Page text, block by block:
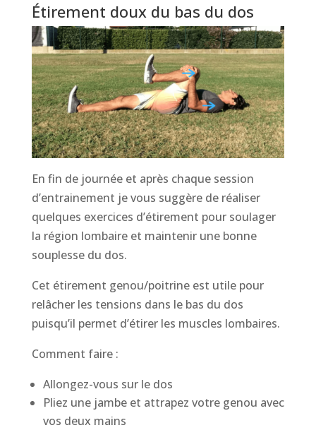
Étirement doux du bas du dos
En fin de journée et après chaque session
d’entrainement je vous suggère de réaliser
quelques exercices d’étirement pour soulager
la région lombaire et maintenir une bonne
souplesse du dos.
Cet étirement genou/poitrine est utile pour
relâcher les tensions dans le bas du dos
puisqu’il permet d’étirer les muscles lombaires.
Comment faire :
Allongez-vous sur le dos
Pliez une jambe et attrapez votre genou avec
vos deux mains